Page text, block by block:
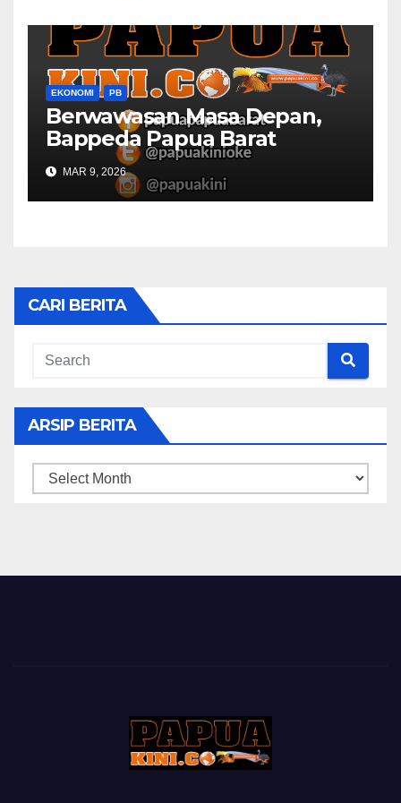
EKONOMI PB
Berwawasan Masa Depan,
Bappeda Papua Barat
Konsultasi Publik RKPD 2027
MAR 9, 2026
CARI BERITA
ARSIP BERITA
ARSIP